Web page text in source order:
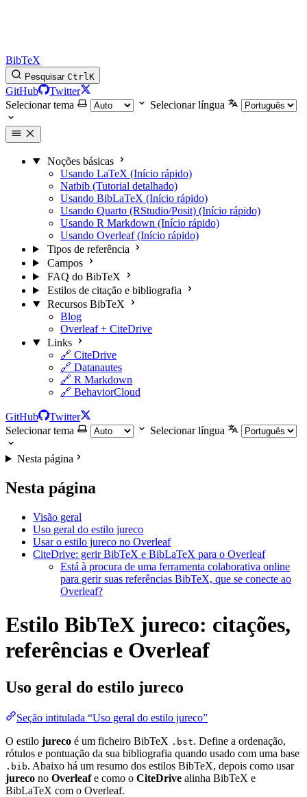
BibTeX
Pesquisar CtrlK
GitHub
Twitter
Selecionar tema
Selecionar língua
Noções básicas
Usando LaTeX (Início rápido)
Natbib (Tutorial detalhado)
Usando BibLaTeX (Início rápido)
Usando Quarto (RStudio/Posit) (Início rápido)
Usando R Markdown (Início rápido)
Usando Overleaf (Início rápido)
Tipos de referência
Campos
FAQ do BibTeX
Estilos de citação e bibliografia
Recursos BibTeX
Blog
Overleaf + CiteDrive
Links
🔗 CiteDrive
🔗 Datanautes
🔗 R Markdown
🔗 BehaviorCloud
GitHub
Twitter
Selecionar tema
Selecionar língua
Nesta página
Nesta página
Visão geral
Uso geral do estilo jureco
Usar o estilo jureco no Overleaf
CiteDrive: gerir BibTeX e BibLaTeX para o Overleaf
Está à procura de uma ferramenta colaborativa online
para gerir suas referências BibTeX, que se conecte ao
Overleaf?
Estilo BibTeX jureco: citações,
referências e Overleaf
Uso geral do estilo jureco
Seção intitulada “Uso geral do estilo jureco”
O estilo jureco é um ficheiro BibTeX .bst. Define a ordenação,
rótulos e pontuação da sua bibliografia quando usado com uma base
.bib. Abaixo há um resumo dos estilos BibTeX, depois como usar
jureco no Overleafe como o CiteDrive alinha BibTeX e
BibLaTeX com o Overleaf.